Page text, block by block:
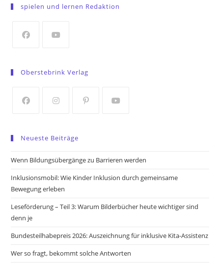
a
tab
spielen und lernen Redaktion
a
tab
tab
Oberstebrink Verlag
a
new
new
a
new
new
Neueste Beiträge
Wenn Bildungsübergänge zu Barrieren werden
Inklusionsmobil: Wie Kinder Inklusion durch gemeinsame
Bewegung erleben
Leseförderung – Teil 3: Warum Bilderbücher heute wichtiger sind
denn je
Bundesteilhabepreis 2026: Auszeichnung für inklusive Kita-Assistenz
Wer so fragt, bekommt solche Antworten